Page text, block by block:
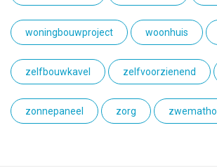
woningbouwproject woonhuis
zelfbouwkavel zelfvoorzienend
zonnepaneel zorg zwemathol